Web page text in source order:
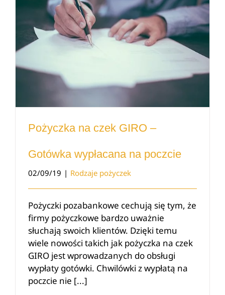
Pożyczka na czek GIRO –
Gotówka wypłacana na poczcie
02/09/19 | Rodzaje pożyczek
Pożyczki pozabankowe cechują się tym, że
firmy pożyczkowe bardzo uważnie
słuchają swoich klientów. Dzięki temu
wiele nowości takich jak pożyczka na czek
GIRO jest wprowadzanych do obsługi
wypłaty gotówki. Chwilówki z wypłatą na
poczcie nie [...]